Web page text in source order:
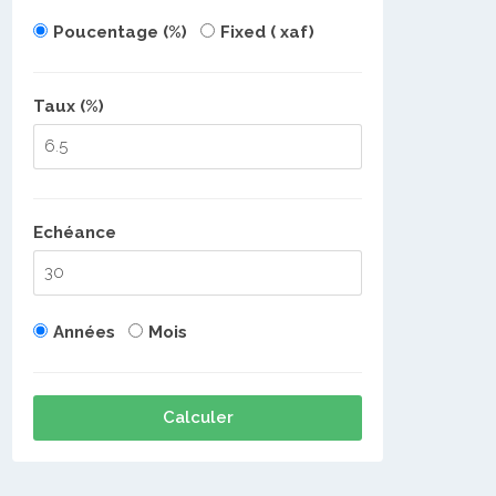
Poucentage (%) Fixed ( xaf)
Taux (%)
Echéance
Années Mois
Calculer